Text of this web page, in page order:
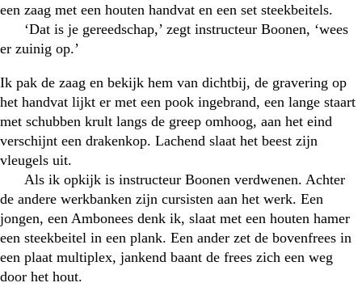
een zaag met een houten handvat en een set steekbeitels.
‘Dat is je gereedschap,’ zegt instructeur Boonen, ‘wees
er zuinig op.’
Ik pak de zaag en bekijk hem van dichtbij, de gravering op
het handvat lijkt er met een pook ingebrand, een lange staart
met schubben krult langs de greep omhoog, aan het eind
verschijnt een drakenkop. Lachend slaat het beest zijn
vleugels uit.
Als ik opkijk is instructeur Boonen verdwenen. Achter
de andere werkbanken zijn cursisten aan het werk. Een
jongen, een Ambonees denk ik, slaat met een houten hamer
een steekbeitel in een plank. Een ander zet de bovenfrees in
een plaat multiplex, jankend baant de frees zich een weg
door het hout.